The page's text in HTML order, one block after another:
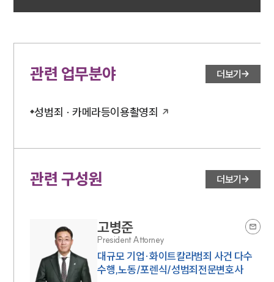
구성원 소개
법률 블로그
법률서식
뉴스레터/브로슈어
세미나
관련 업무분야 더보기
성범죄 · 카메라등이용촬영죄
관련 구성원 더보기
고병준
President Attorney
대규모 기업·화이트칼라범죄 사건 다수
수행,노동/포렌식/성범죄전문변호사